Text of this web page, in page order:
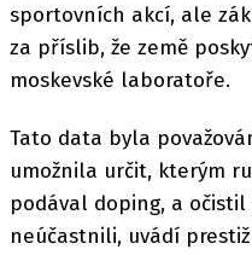
sportovních akcí, ale
za příslib, že země
moskevské laboratoře.
Tato data byla
umožnila určit, kterým
podával doping, a
neúčastnili, uvádí